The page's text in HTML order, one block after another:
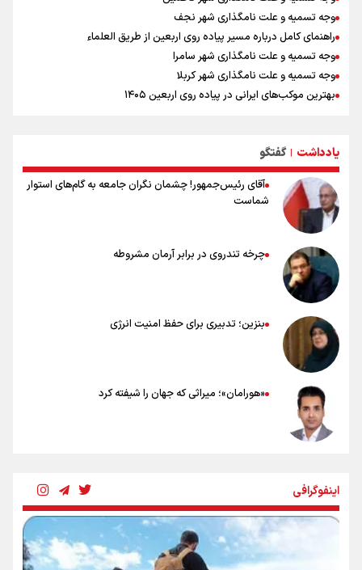
وجه تسمیه و علت نامگذاری شهر نجف
راهنمای کامل درباره مسیر پیاده روی اربعین از طریق العلماء
وجه تسمیه و علت نامگذاری شهر سامرا
وجه تسمیه و علت نامگذاری شهر کربلا
بهترین موکب‌های ایرانی در پیاده روی اربعین ۱۴۰۵
۲۰ نکته دوستانه درباره پیاده روی اربعین و عراقی ها
یادداشت | گفتگو
آقای رئیس‌جمهور! چشمان نگران جامعه به گام‌های استوار
شماست
چرخه تندروی در برابر آرمان مشروطه
بنزین؛ تدبیری برای حفظ امنیت انرژی
«هورامان»؛ میراثی که جهان را شیفته کرد
رسانه ملی و حق مردم برای شنیدن صدای رئیس‌جمهوری
اینفوگرافی